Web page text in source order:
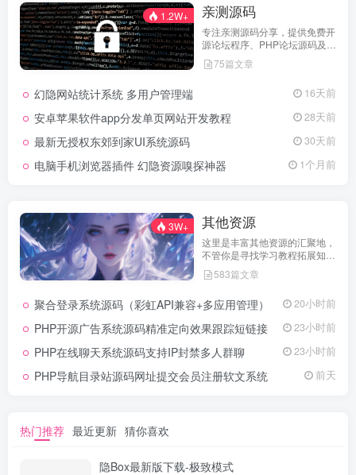
1.2W+ 亲测源码
专注亲测源码分享，提供免费开
源论坛程序、PHP论坛源码及论
坛搭建解决方案，所有源码均经
实际测试可用，助力快速搭建稳
75篇文章
幻隐网站统计系统 多用户管理端 16天前
安卓苹果软件app分发单页网站开发教程 28天前
最新无授权东郊到家UI系统源码 30天前
电脑手机浏览器插件 幻隐资源嗅探神器 1个月前
3W+ 其他资源
这里是丰富其他资源的汇聚地，
不管你是寻找学习教程拓展知
识，还是搜集各类素材激发创作
灵感，亦或是查询专业数据辅助
源定期更新、分类清晰、下载便
务，快来探索发现所需资源！
583篇文章
聚合登录系统源码（彩虹API兼容+多应用管理） 20小时前
PHP开源广告系统源码精准定向效果跟踪短链接 23小时前
PHP在线聊天系统源码支持IP封禁多人群聊 23小时前
PHP导航目录站源码网址提交会员注册软文系统 前天
热门推荐 最近更新 猜你喜欢
隐Box最新版下载-极致模式